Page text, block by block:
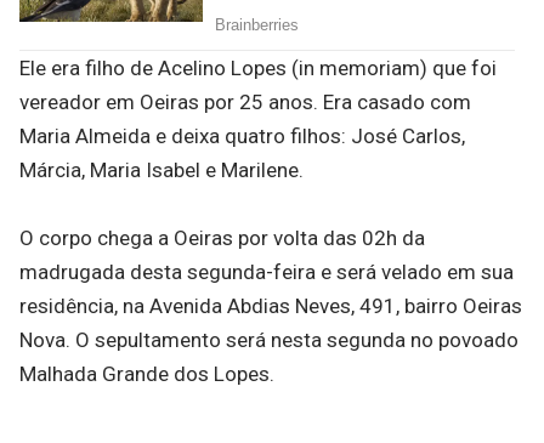
Ele era filho de Acelino Lopes (in memoriam) que foi
vereador em Oeiras por 25 anos. Era casado com
Maria Almeida e deixa quatro filhos: José Carlos,
Márcia, Maria Isabel e Marilene.
O corpo chega a Oeiras por volta das 02h da
madrugada desta segunda-feira e será velado em sua
residência, na Avenida Abdias Neves, 491, bairro Oeiras
Nova. O sepultamento será nesta segunda no povoado
Malhada Grande dos Lopes.